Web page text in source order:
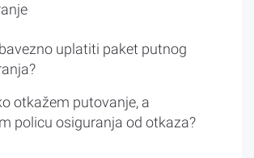
uplatiti paket putnog
otkažem putovanje, a
policu osiguranja od otkaza?